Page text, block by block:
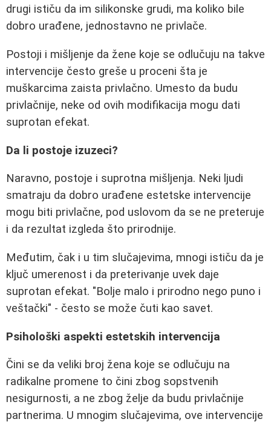
drugi ističu da im silikonske grudi, ma koliko bile
dobro urađene, jednostavno ne privlače.
Postoji i mišljenje da žene koje se odlučuju na takve
intervencije često greše u proceni šta je
muškarcima zaista privlačno. Umesto da budu
privlačnije, neke od ovih modifikacija mogu dati
suprotan efekat.
Da li postoje izuzeci?
Naravno, postoje i suprotna mišljenja. Neki ljudi
smatraju da dobro urađene estetske intervencije
mogu biti privlačne, pod uslovom da se ne preteruje
i da rezultat izgleda što prirodnije.
Međutim, čak i u tim slučajevima, mnogi ističu da je
ključ umerenost i da preterivanje uvek daje
suprotan efekat. "Bolje malo i prirodno nego puno i
veštački" - često se može čuti kao savet.
Psihološki aspekti estetskih intervencija
Čini se da veliki broj žena koje se odlučuju na
radikalne promene to čini zbog sopstvenih
nesigurnosti, a ne zbog želje da budu privlačnije
partnerima. U mnogim slučajevima, ove intervencije